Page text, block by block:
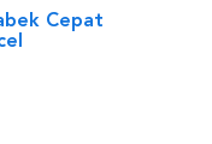
Cepat